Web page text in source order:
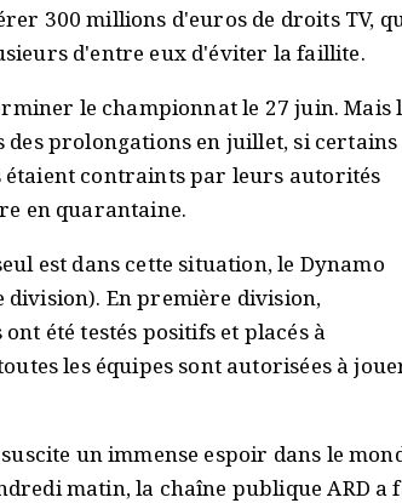
300 millions d'euros de droits TV,
d'entre eux d'éviter la faillite.
le championnat le 27 juin. Mais
des prolongations en juillet, si certains
étaient contraints par leurs autorités
en quarantaine.
est dans cette situation, le Dynamo
division). En première division,
été testés positifs et placés à
les équipes sont autorisées à
un immense espoir dans le
matin, la chaîne publique ARD